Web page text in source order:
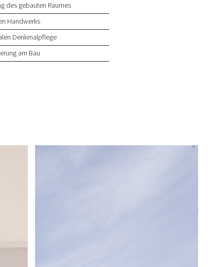
des gebauten Raumes
Handwerks
Denkmalpflege
am Bau